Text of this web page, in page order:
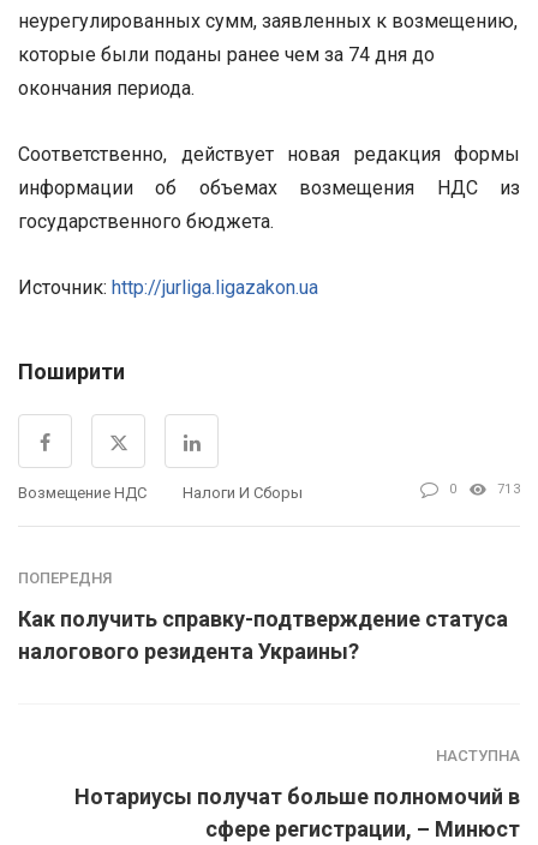
неурегулированных сумм, заявленных к возмещению,
которые были поданы ранее чем за 74 дня до
окончания периода.
Соответственно, действует новая редакция формы
информации об объемах возмещения НДС из
государственного бюджета.
Источник: http://jurliga.ligazakon.ua
Поширити
Возмещение НДС Налоги И Сборы 0 713
ПОПЕРЕДНЯ
Как получить справку-подтверждение статуса
налогового резидента Украины?
НАСТУПНА
Нотариусы получат больше полномочий в
сфере регистрации, – Минюст